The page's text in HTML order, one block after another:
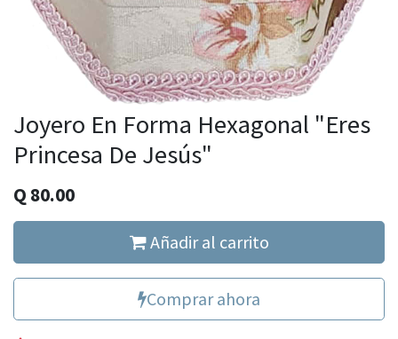
Joyero En Forma Hexagonal "Eres
Princesa De Jesús"
Q 80.00
Añadir al carrito
Comprar ahora